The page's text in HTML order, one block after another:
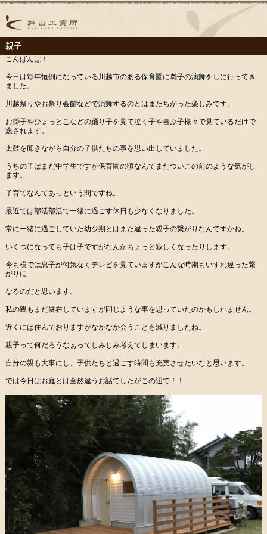
親子
こんばんは！
今日は毎年恒例になっている川越市のある保育園に囃子の演舞をしに行ってき
ました。
川越祭りやお祭り会館などで演舞するのとはまたちがった楽しみです。
お獅子やひょっとこなどの踊り子を見て泣く子や喜ぶ子様々で見ているだけで
癒されます。
太鼓を叩きながら自分の子供たちの事を思い出していました。
うちの子はまだ中学生ですが保育園の頃なんてまだついこの前のような気がし
ます。
子育てなんてあっという間ですね。
最近では部活部活で一緒に過ごす休日も少なくなりました。
常に一緒に過ごしていた幼少期とはまた違った親子の繋がりなんですかね。
いくつになっても子は子ですがなんかちょっと寂しくなったりします。
今も横では息子が何気なくテレビを見ていますがこんな時期もいずれ違った繋
がりに
なるのだと思います。
私の親もまだ健在していますが同じような事を思っていたのかもしれません。
近くには住んでおりますがなかなか会うことも減りましたね。
親子って何だろうなぁってしみじみ考えてしまいます。
自分の親も大事にし、子供たちと過ごす時間も充実させたいなと思います。
では今日はお庭とは全然違うお話でしたがこの辺で！！